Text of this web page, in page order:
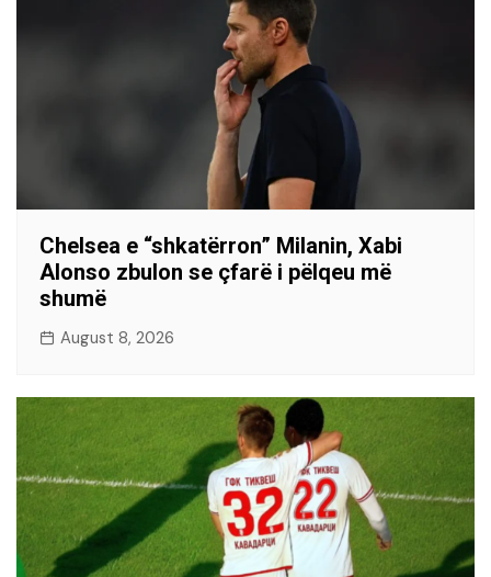
Chelsea e “shkatërron” Milanin, Xabi
Alonso zbulon se çfarë i pëlqeu më
shumë
August 8, 2026